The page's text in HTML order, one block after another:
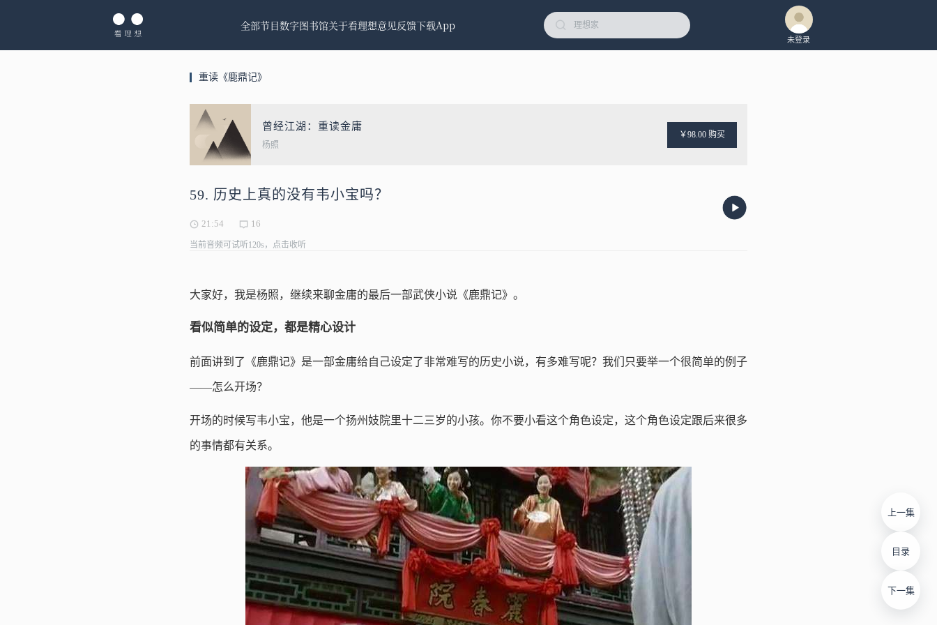
全部节目数字图书馆关于看理想意见反馈下载App
未登录
重读《鹿鼎记》
曾经江湖：重读金庸
杨照
￥98.00 购买
59. 历史上真的没有韦小宝吗？
21:54 16
当前音频可试听120s，点击收听
上一集
目录
下一集
大家好，我是杨照，继续来聊金庸的最后一部武侠小说《鹿鼎记》。
看似简单的设定，都是精心设计
前面讲到了《鹿鼎记》是一部金庸给自己设定了非常难写的历史小说，有多难写呢？我们只要举一个很简单的例子
——怎么开场？
开场的时候写韦小宝，他是一个扬州妓院里十二三岁的小孩。你不要小看这个角色设定，这个角色设定跟后来很多
的事情都有关系。